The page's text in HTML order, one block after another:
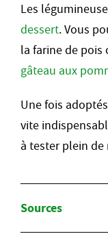
Les
dessert. Vous
la farine de pois
gâteau aux
Une fois
vite
à tester plein de
Sources